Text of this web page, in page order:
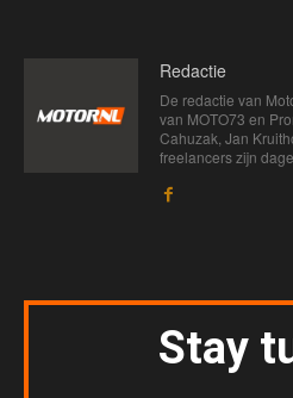
Redactie
De redactie van
van MOTO73 en
Cahuzak, Jan
freelancers zijn
Stay